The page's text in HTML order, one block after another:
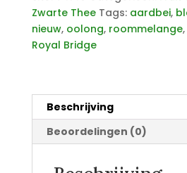
Zwarte Thee Tags: aardbei,
nieuw, oolong, roommelange,
Royal Bridge
Beschrijving
Beoordelingen (0)